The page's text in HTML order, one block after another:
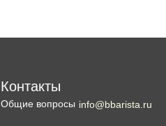
Контакты
Общие вопросы info@bbarista.ru